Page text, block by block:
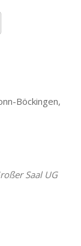
Böckingen,
Saal UG